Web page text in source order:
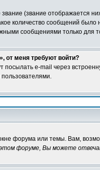
(звание отображается
количество сообщений
сообщениями только для
от меня требуют войти?
посылать e-mail через
форума или темы. Вам,
форуме, Вы можете